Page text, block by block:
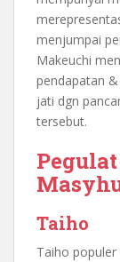
menjumpai
Makeuchi
pendapatan
jati dgn
tersebut.
Taiho
Taiho populer